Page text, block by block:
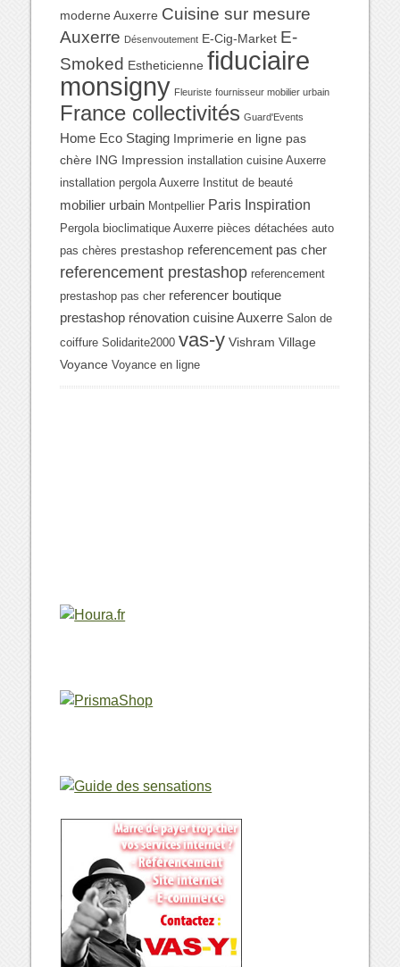
moderne Auxerre Cuisine sur mesure
Auxerre Désenvoutement E-Cig-Market E-
Smoked Estheticienne fiduciaire
monsigny Fleuriste fournisseur mobilier urbain
France collectivités Guard'Events
Home Eco Staging Imprimerie en ligne pas
chère ING Impression installation cuisine Auxerre
installation pergola Auxerre
Institut de beauté
mobilier urbain Montpellier Paris Inspiration
Pergola bioclimatique Auxerre pièces détachées auto
pas chères prestashop referencement pas cher
referencement prestashop referencement
prestashop pas cher referencer boutique
prestashop rénovation cuisine Auxerre Salon de
coiffure Solidarite2000 vas-y Vishram Village
Voyance Voyance en ligne